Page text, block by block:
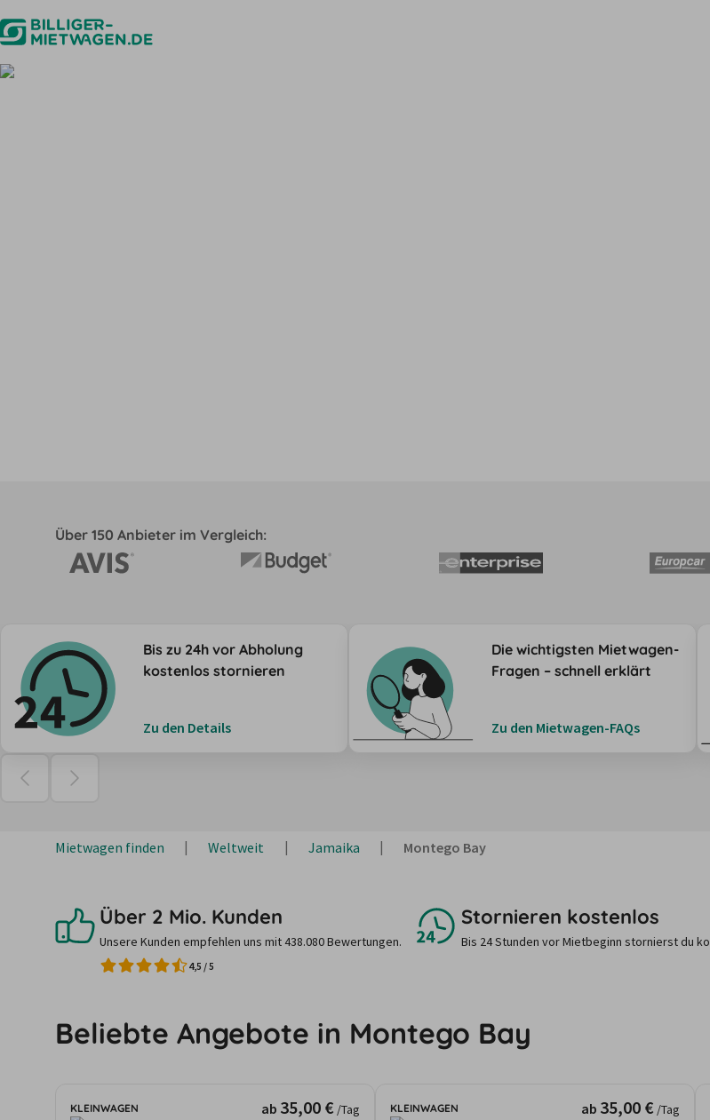
Über 150 Anbieter im Vergleich:
Bis zu 24h vor Abholung
kostenlos stornieren
Zu den Details
Die wichtigsten Mietwagen-
Fragen – schnell erklärt
Zu den Mietwagen-FAQs
Mietwagen finden Weltweit Jamaika Montego Bay
Über 2 Mio. Kunden
Unsere Kunden empfehlen uns mit 438.080 Bewertungen.
4,5 /5
Stornieren kostenlos
Bis 24 Stunden vor Mietbeginn stornierst du
Beliebte Angebote in Montego Bay
KLEINWAGEN ab 35,00 € /Tag KLEINWAGEN ab 35,00 € /Tag